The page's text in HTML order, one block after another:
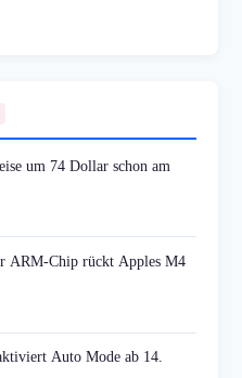
um 74 Dollar schon am
ARM-Chip rückt Apples M4
Auto Mode ab 14.